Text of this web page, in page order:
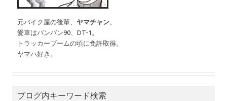
元バイク屋の後輩、 ヤマチャン。
愛車はバンバン90、DT-1。
トラッカーブームの頃に免許取得。
ヤマハ好き。
ブログ内キーワード検索